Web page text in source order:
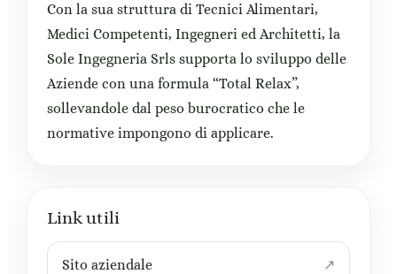
Con la sua struttura di Tecnici Alimentari,
Medici Competenti, Ingegneri ed Architetti, la
Sole Ingegneria Srls supporta lo sviluppo delle
Aziende con una formula “Total Relax”,
sollevandole dal peso burocratico che le
normative impongono di applicare.
Link utili
Sito aziendale